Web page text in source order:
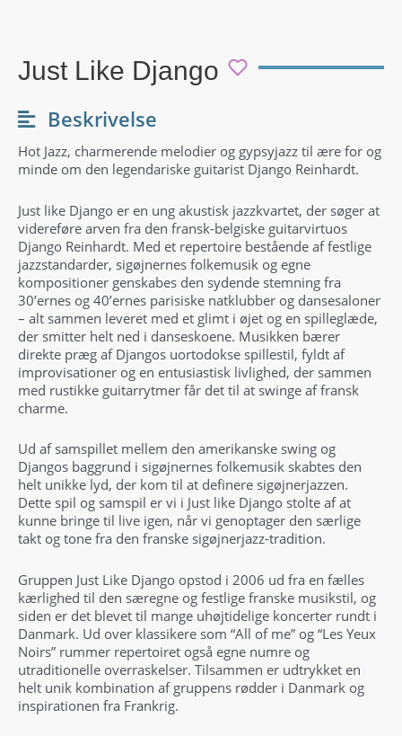
Just Like Django
Beskrivelse
Hot Jazz, charmerende melodier og gypsyjazz til ære for og
minde om den legendariske guitarist Django Reinhardt.
Just like Django er en ung akustisk jazzkvartet, der søger at
videreføre arven fra den fransk-belgiske guitarvirtuos
Django Reinhardt. Med et repertoire bestående af festlige
jazzstandarder, sigøjnernes folkemusik og egne
kompositioner genskabes den sydende stemning fra
30’ernes og 40’ernes parisiske natklubber og dansesaloner
– alt sammen leveret med et glimt i øjet og en spilleglæde,
der smitter helt ned i danseskoene. Musikken bærer
direkte præg af Djangos uortodokse spillestil, fyldt af
improvisationer og en entusiastisk livlighed, der sammen
med rustikke guitarrytmer får det til at swinge af fransk
charme.
Ud af samspillet mellem den amerikanske swing og
Djangos baggrund i sigøjnernes folkemusik skabtes den
helt unikke lyd, der kom til at definere sigøjnerjazzen.
Dette spil og samspil er vi i Just like Django stolte af at
kunne bringe til live igen, når vi genoptager den særlige
takt og tone fra den franske sigøjnerjazz-tradition.
Gruppen Just Like Django opstod i 2006 ud fra en fælles
kærlighed til den særegne og festlige franske musikstil, og
siden er det blevet til mange uhøjtidelige koncerter rundt i
Danmark. Ud over klassikere som “All of me” og “Les Yeux
Noirs” rummer repertoiret også egne numre og
utraditionelle overraskelser. Tilsammen er udtrykket en
helt unik kombination af gruppens rødder i Danmark og
inspirationen fra Frankrig.